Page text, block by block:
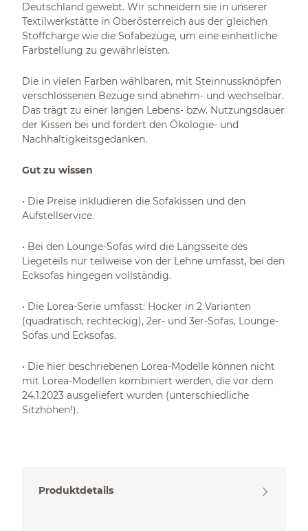
Deutschland gewebt. Wir schneidern sie in unserer
Textilwerkstätte in Oberösterreich aus der gleichen
Stoffcharge wie die Sofabezüge, um eine einheitliche
Farbstellung zu gewährleisten.
Die in vielen Farben wählbaren, mit Steinnussknöpfen
verschlossenen Bezüge sind abnehm- und wechselbar.
Das trägt zu einer langen Lebens- bzw. Nutzungsdauer
der Kissen bei und fördert den Ökologie- und
Nachhaltigkeitsgedanken.
Gut zu wissen
• Die Preise inkludieren die Sofakissen und den
Aufstellservice.
• Bei den Lounge-Sofas wird die Längsseite des
Liegeteils nur teilweise von der Lehne umfasst, bei den
Ecksofas hingegen vollständig.
• Die Lorea-Serie umfasst: Hocker in 2 Varianten
(quadratisch, rechteckig), 2er- und 3er-Sofas, Lounge-
Sofas und Ecksofas.
• Die hier beschriebenen Lorea-Modelle können nicht
mit Lorea-Modellen kombiniert werden, die vor dem
24.1.2023 ausgeliefert wurden (unterschiedliche
Sitzhöhen!).
Produktdetails